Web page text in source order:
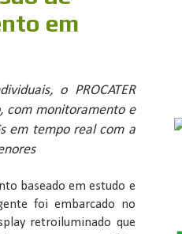
em
o PROCATER
com monitoramento e
em tempo real com a
baseado em estudo e
foi embarcado no
retroiluminado que